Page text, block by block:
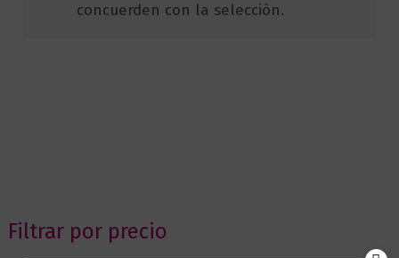
Filtrar por precio
concuerden con la selección.